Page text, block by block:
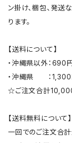
ン掛け、梱包、発送
ります。
【送料について】
・沖縄県以外：690
・沖縄県 ：1,300
☆ご注文合計
【送料無料について】
一回でのご注文合